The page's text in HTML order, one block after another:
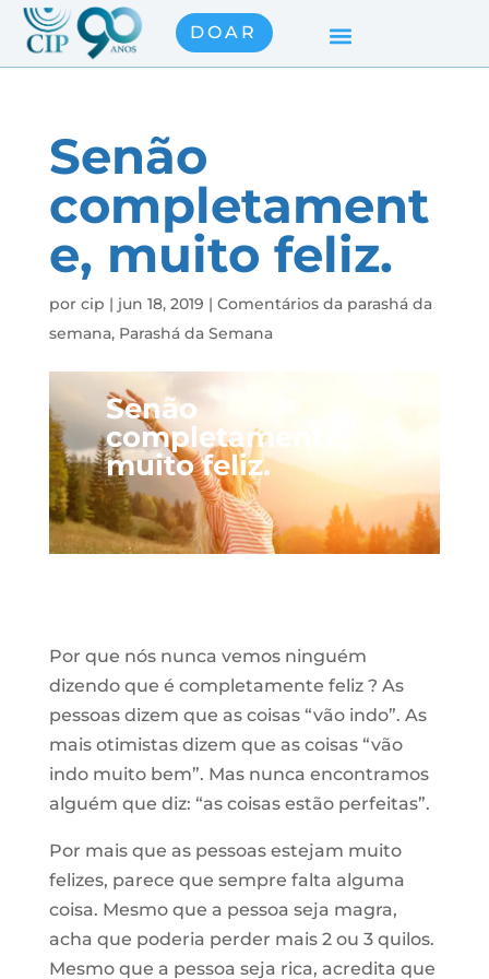
DOAR
Senão
completament
e, muito feliz.
por cip | jun 18, 2019 | Comentários da parashá da
semana, Parashá da Semana
Senão
completamente,
muito feliz.
Por que nós nunca vemos ninguém
dizendo que é completamente feliz ? As
pessoas dizem que as coisas “vão indo”. As
mais otimistas dizem que as coisas “vão
indo muito bem”. Mas nunca encontramos
alguém que diz: “as coisas estão perfeitas”.
Por mais que as pessoas estejam muito
felizes, parece que sempre falta alguma
coisa. Mesmo que a pessoa seja magra,
acha que poderia perder mais 2 ou 3 quilos.
Mesmo que a pessoa seja rica, acredita que